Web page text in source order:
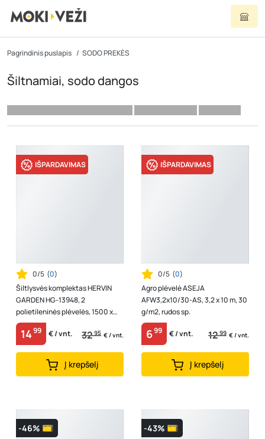
Pagrindinis puslapis SODO PREKĖS
Šiltnamiai, sodo dangos
IŠPARDAVIMAS
0/5 (0)
Šiltlysvės komplektas HERVIN
GARDEN HG-13948, 2
polietileninės plėvelės, 1500 x
5000 mm
1499 € / vnt. 3295 € / vnt.
Į krepšelį
IŠPARDAVIMAS
0/5 (0)
Agro plėvelė ASEJA
AFW3,2x10/30-AS, 3,2 x 10 m, 30
g/m2, rudos sp.
699 € / vnt. 1299 € / vnt.
Į krepšelį
-46% -43%